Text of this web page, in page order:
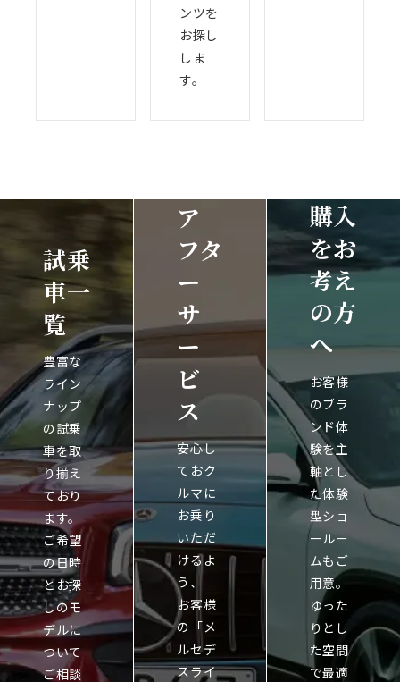
ンツを
お探し
しま
す。
試乗
車一
覧
豊富な
ライン
ナップ
の試乗
車を取
り揃え
ており
ます。
ご希望
の日時
とお探
しのモ
デルに
ついて
ご相談
ア
フタ
ー
サ
ー
ビ
ス
安心し
ておク
ルマに
お乗り
いただ
けるよ
う、
お客様
の「メ
ルセデ
スライ
購入
をお
考え
の方
へ
お客様
のブラ
ンド体
験を主
軸とし
た体験
型ショ
ールー
ムもご
用意。
ゆった
りとし
た空間
で最適